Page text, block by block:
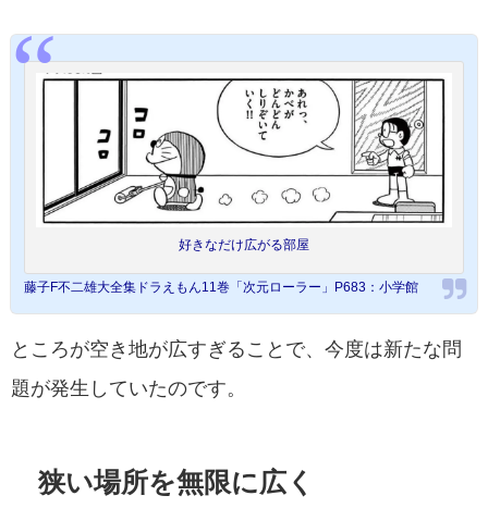
好きなだけ広がる部屋
藤子F不二雄大全集ドラえもん11巻「次元ローラー」P683：小学館
ところが空き地が広すぎることで、今度は新たな問
題が発生していたのです。
狭い場所を無限に広く